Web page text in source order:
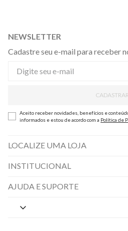
NEWSLETTER
Cadastre seu e-mail para receber
CADASTRAR
Aceito receber novidades, benefícios e
informados e estou de acordo com a Política de
LOCALIZE UMA LOJA
INSTITUCIONAL
Nossas Lojas
AJUDA E SUPORTE
Central de Preferências